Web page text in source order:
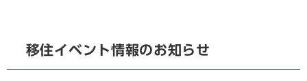
移住イベント情報のお知らせ